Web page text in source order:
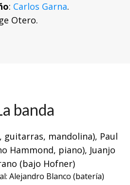
: Carlos Garna.
Otero.
banda
guitarras, mandolina), Paul
Hammond, piano), Juanjo
(bajo Hofner)
Alejandro Blanco (batería)